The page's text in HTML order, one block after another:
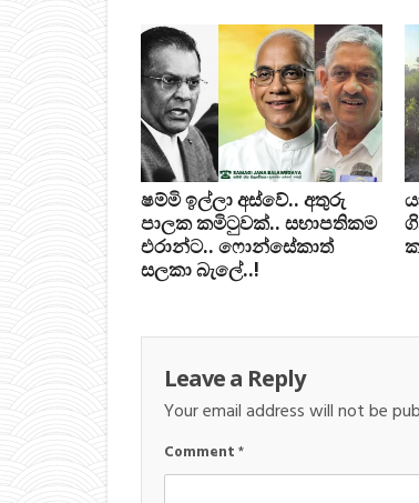
ෂම්මි ඉල්ලා අස්වේ.. අතුරු
පාලක කමිටුවක්.. සභාපතිකම
එරාන්ට.. ෆොන්සේකාත්
සලකා බැලේ..!
Leave a Reply
Your email address will not be
Comment*